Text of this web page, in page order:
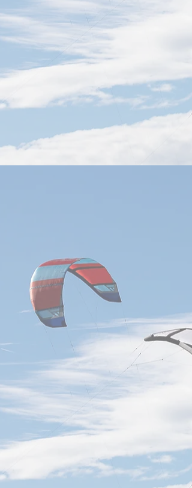
もAIラック出荷の増加を見込
み、台湾のサーバー、電源、
液冷、高速通信部品など関連
供給網への需要継続を示す重
要な動きです